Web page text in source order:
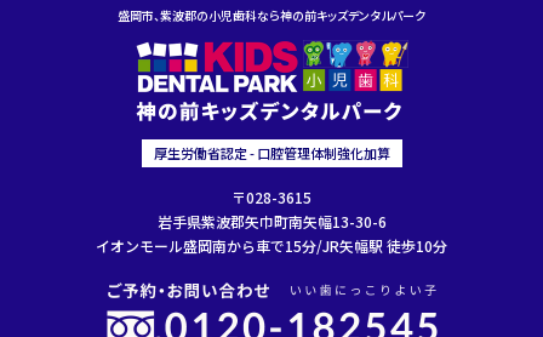
盛岡市、紫波郡の小児歯科なら神の前キッズデンタルパーク
厚生労働省認定 - 口腔管理体制強化加算
〒028-3615
岩手県紫波郡矢巾町南矢幅13-30-6
イオンモール盛岡南から車で15分/JR矢幅駅 徒歩10分